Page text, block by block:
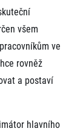
všem
ve
rovněž
a postaví
hlavního